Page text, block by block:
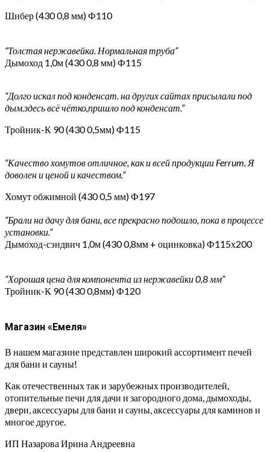
Шибер (430 0,8 мм) Ф110
“Толстая нержавейка. Нормальная труба”
Дымоход 1,0м (430 0,8 мм) Ф115
“Долго искал под конденсат. на других сайтах присылали под
дым.здесь всё чётко,пришло под конденсат.”
Тройник-К 90 (430 0,5мм) Ф115
“Качество хомутов отличное, как и всей продукции Ferrum. Я
доволен и ценой и качеством.”
Хомут обжимной (430 0,5 мм) Ф197
“Брали на дачу для бани, все прекрасно подошло, пока в процессе
установки.”
Дымоход-сэндвич 1,0м (430 0,8мм + оцинковка) Ф115х200
“Хорошая цена для компонента из нержавейки 0,8 мм”
Тройник-К 90 (430 0,8мм) Ф120
Магазин «Емеля»
В нашем магазине представлен широкий ассортимент печей
для бани и сауны!
Как отечественных так и зарубежных производителей,
отопительные печи для дачи и загородного дома, дымоходы,
двери, аксессуары для бани и сауны, аксессуары для каминов и
многое другое.
ИП Назарова Ирина Андреевна⁠